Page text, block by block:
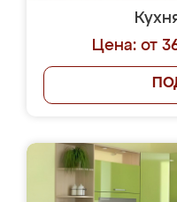
Цена: от